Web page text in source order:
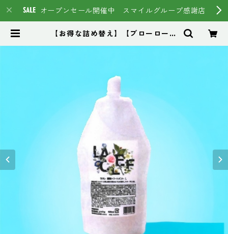
オープンセール開催中 スマイルグループ感謝店
【お得な詰め替え】【ブローローシ